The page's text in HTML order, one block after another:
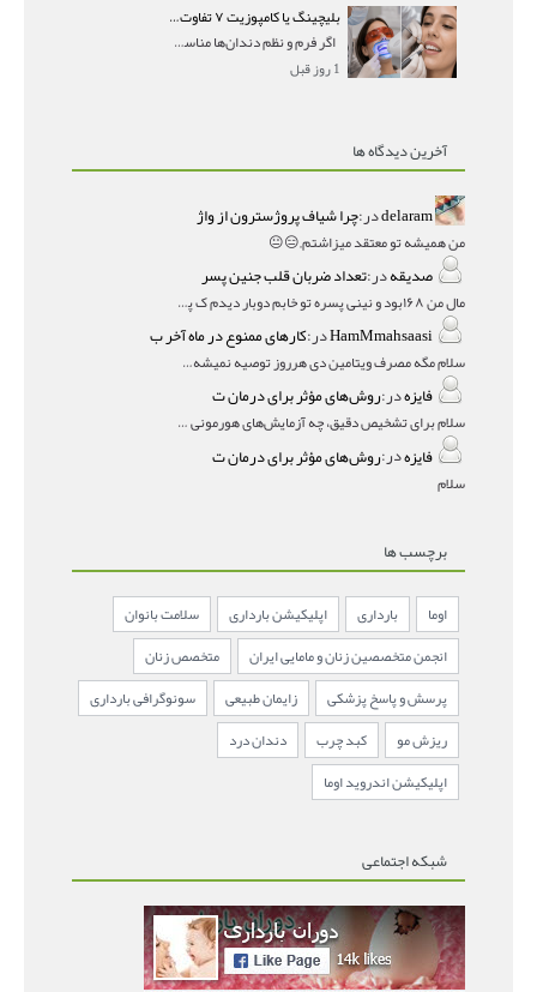
بلیچینگ یا کامپوزیت ۷ تفاوت مهم برای انتخاب درست
اگر فرم و نظم دندان‌ها مناسب است و مشکل
1 روز قبل
آخرین دیدگاه ها
delaramدر:چرا شیاف پروژسترون از واژ
من همیشه تو معتقد میزاشتم,,😑😐
صدیقهدر:تعداد ضربان قلب جنین پسر
مال من ۱۶۸بود و نینی پسره تو خابم دوبار دیدم ک پسره
HamMmahsaasiدر:کارهای ممنوع در ماه آخر ب
سلام مگه مصرف ویتامین دی هرروز توصیه نمیشه؟درمقاله میگه
فایزهدر:روش‌های مؤثر برای درمان ت
سلام برای تشخیص دقیق، چه آزمایش‌های هورمونی و چه سونوگر
فایزهدر:روش‌های مؤثر برای درمان ت
سلام
برچسب ها
اوما بارداری اپلیکیشن بارداری
سلامت بانوان
انجمن متخصصین زنان و مامایی ایران
متخصص زنان
پرسش و پاسخ پزشکی
زایمان طبیعی
سونوگرافی بارداری
ریزش مو
کبد چرب
دندان درد
اپلیکیشن اندروید اوما
شبکه اجتماعی